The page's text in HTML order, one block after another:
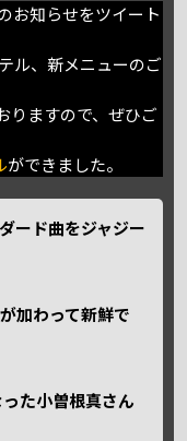
お知らせをツイート
ル、新メニューのご
りますので、ぜひご
ができました。
ード曲をジャジー
加わって新鮮で
た小曽根真さん